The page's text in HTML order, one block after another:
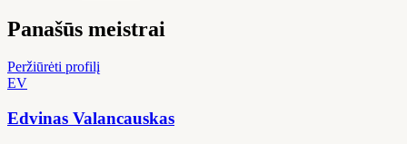
Panašūs meistrai
Peržiūrėti profilį
EV
Edvinas Valancauskas